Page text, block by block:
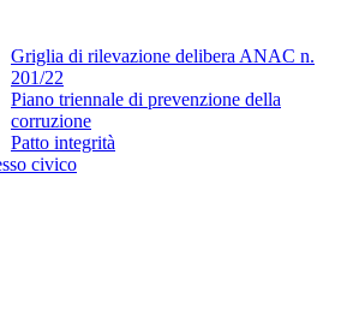
Griglia di rilevazione delibera ANAC n.
201/22
Piano triennale di prevenzione della
corruzione
Patto integrità
civico